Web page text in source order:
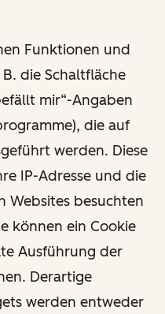
Funktionen und
die Schaltfläche
mir“-Angaben
die auf
werden. Diese
IP-Adresse und die
Websites besuchten
können ein Cookie
Ausführung der
Derartige
werden entweder